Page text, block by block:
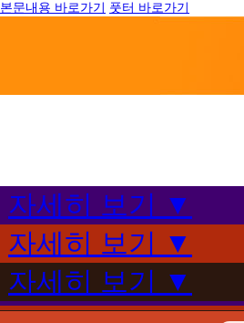
본문내용 바로가기 풋터 바로가기
자세히 보기 ▼
자세히 보기 ▼
자세히 보기 ▼